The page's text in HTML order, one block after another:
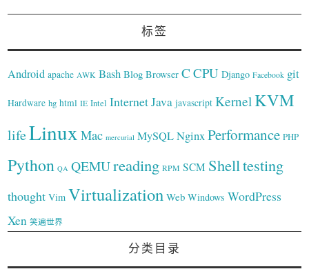
标签
Android apache AWK Bash Blog Browser C CPU Django Facebook git
Hardware hg html IE Intel InternetJava javascript Kernel KVM
lifeLinux Mac mercurial MySQLNginxPerformance PHP
Python QA QEMUreading RPM SCM Shelltesting
thought Vim Virtualization Web Windows WordPress
Xen 笑遍世界
分类目录